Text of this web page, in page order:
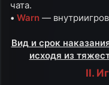
чата.
• Warn —
Вид и срок
исходя из
II.